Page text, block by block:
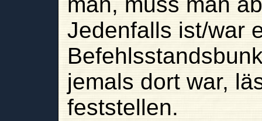
Jedenfalls ist/war
jemals dort war,
feststellen.